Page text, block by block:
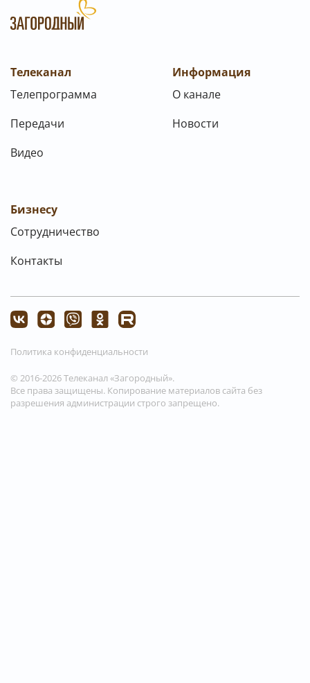
Телеканал
Телепрограмма
Передачи
Видео
Информация
О канале
Новости
Бизнесу
Сотрудничество
Контакты
© 2016-2026 Телеканал «Загородный».
Все права защищены. Копирование материалов сайта без
разрешения администрации строго запрещено.
Политика конфиденциальности